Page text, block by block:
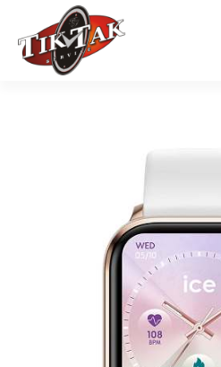
CANGO & RINALDI
CANGO & RINALDI CHARM